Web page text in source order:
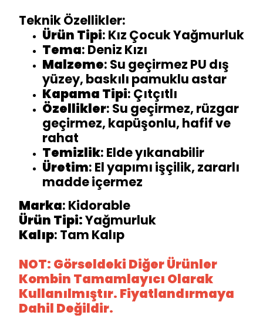
Teknik Özellikler:
Ürün Tipi: Kız Çocuk Yağmurluk
Tema: Deniz Kızı
Malzeme: Su geçirmez PU dış
yüzey, baskılı pamuklu astar
Kapama Tipi: Çıtçıtlı
Özellikler: Su geçirmez, rüzgar
geçirmez, kapüşonlu, hafif ve
rahat
Temizlik: Elde yıkanabilir
Üretim: El yapımı işçilik, zararlı
madde içermez
Marka: Kidorable
Ürün Tipi:Yağmurluk
Kalıp: Tam Kalıp
NOT: Görseldeki Diğer Ürünler
Kombin Tamamlayıcı Olarak
Kullanılmıştır. Fiyatlandırmaya
Dahil Değildir.